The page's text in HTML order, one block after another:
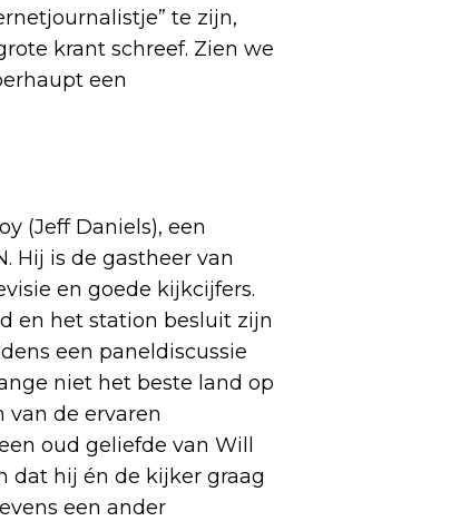
te zijn,
krant schreef. Zien we
een
(Jeff Daniels), een
Hij is de gastheer van
en goede kijkcijfers.
en het station besluit zijn
een paneldiscussie
niet het beste land op
van de ervaren
oud geliefde van Will
dat hij én de kijker graag
een ander